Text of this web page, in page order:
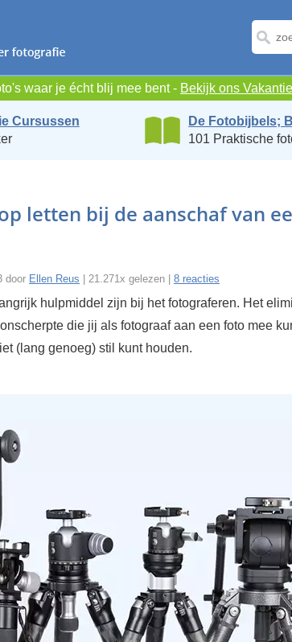
waar je écht blij mee bent - Bekijk ons
Cursussen
De Fotobijbels;
101 Praktische
letten bij de aanschaf van
door Ellen Reus | 21.271x gelezen | 8 reacties
hulpmiddel zijn bij het fotograferen. Het
die jij als fotograaf aan een foto mee
(lang genoeg) stil kunt houden.